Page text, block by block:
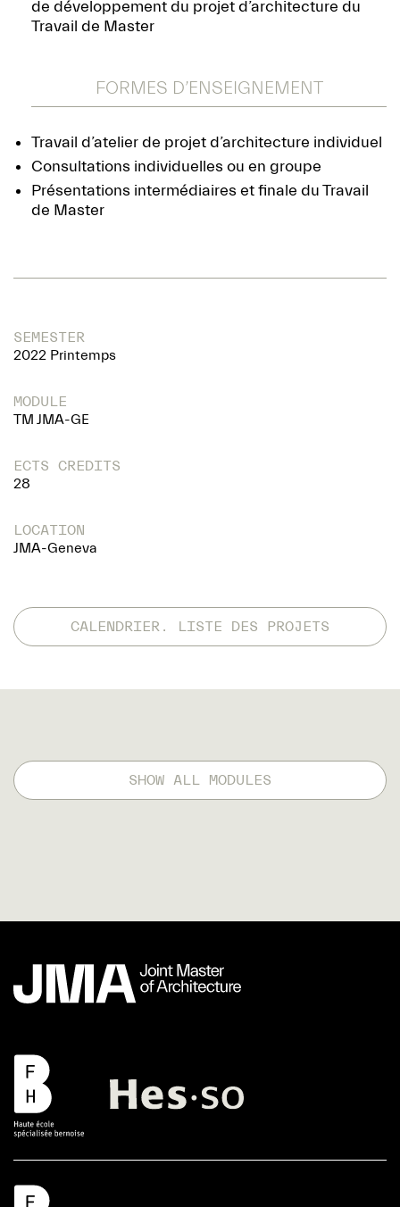
de développement du projet d’architecture du
Travail de Master
FORMES D’ENSEIGNEMENT
Travail d’atelier de projet d’architecture individuel
Consultations individuelles ou en groupe
Présentations intermédiaires et finale du Travail
de Master
SEMESTER
2022 Printemps
MODULE
TM JMA-GE
ECTS CREDITS
28
LOCATION
JMA-Geneva
CALENDRIER. LISTE DES PROJETS
SHOW ALL MODULES